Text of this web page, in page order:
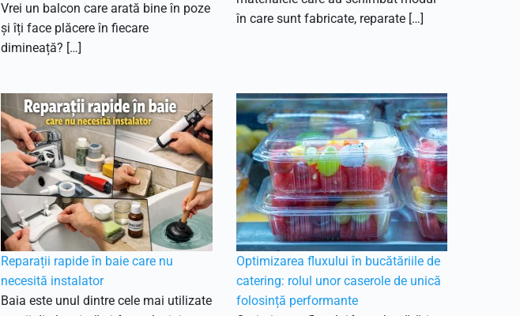
Vrei un balcon care arată bine în poze
și îți face plăcere în fiecare
dimineață? […]
în care sunt fabricate, reparate […]
Reparații rapide în baie care nu
necesită instalator
Baia este unul dintre cele mai utilizate
Optimizarea fluxului în bucătăriile de
catering: rolul unor caserole de unică
folosință performante